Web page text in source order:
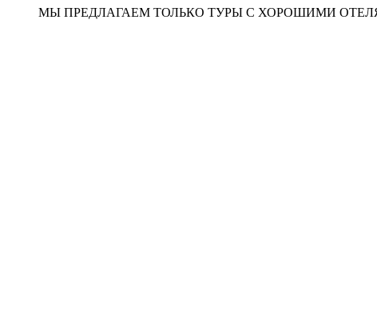
МЫ ПРЕДЛАГАЕМ ТОЛЬКО ТУРЫ С ХОРОШИМИ